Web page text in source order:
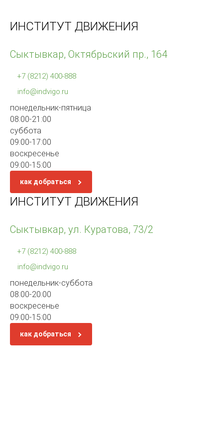
ИНСТИТУТ ДВИЖЕНИЯ
Сыктывкар, Октябрьский пр., 164
+7 (8212) 400-888
info@indvigo.ru
понедельник-пятница
08:00-21:00
суббота
09:00-17:00
воскресенье
09:00-15:00
как добраться
ИНСТИТУТ ДВИЖЕНИЯ
Сыктывкар, ул. Куратова, 73/2
+7 (8212) 400-888
info@indvigo.ru
понедельник-суббота
08:00-20:00
воскресенье
09:00-15:00
как добраться